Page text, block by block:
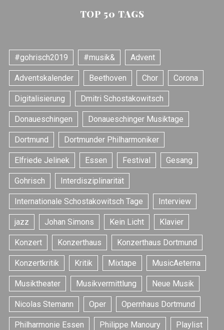
TOP 50 TAGS
#gohrisch2019 #musik& Advent
Adventskalender Beethoven Chor Corona
Digitalisierung Dmitri Schostakowitsch
Donaueschingen Donaueschinger Musiktage
Dortmund Dortmunder Philharmoniker
Elfriede Jelinek Essen Festival Gesang
Gohrisch Interdisziplinarität
Internationale Schostakowitsch Tage Interview
jazz Johan Simons Kein Licht Klavier
Konzert Konzerthaus Konzerthaus Dortmund
Konzertkritik Kritik Mixtape MusicAeterna
Musiktheater Musikvermittlung Neue Musik
Nicolas Stemann Oper Opernhaus Dortmund
Philharmonie Essen Philippe Manoury Playlist